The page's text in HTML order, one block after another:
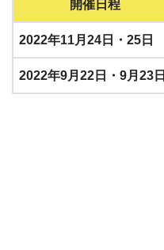
開催日程
2022年11月24日・25日
2022年9月22日・9月23日